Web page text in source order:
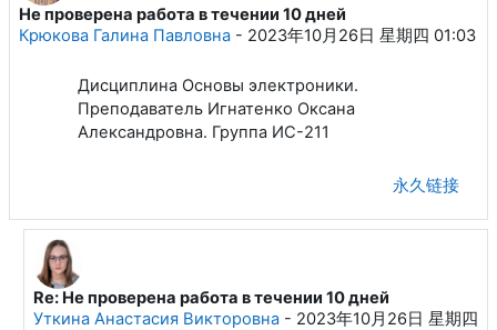
Не проверена работа в течении 10 дней
Крюкова Галина Павловна - 2023年10月26日 星期四 01:03
回帖数：1
Дисциплина Основы электроники.
Преподаватель Игнатенко Оксана
Александровна. Группа ИС-211
永久链接
回复Крюкова Галина Павловна
Re: Не проверена работа в течении 10 дней
Уткина Анастасия Викторовна- 2023年10月26日 星期四